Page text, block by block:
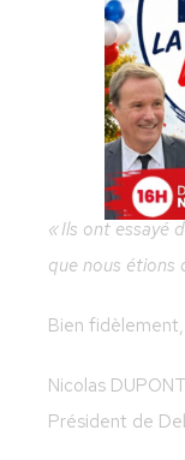
« Ils ont essayé
que nous étions
Bien fidèlement,
Nicolas
Président de